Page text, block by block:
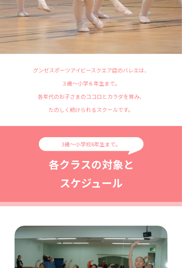
グンゼスポーツアイビースクエア店のバレエは、
３歳〜小学６年生まで。
各年代のお子さまのココロとカラダを育み、
たのしく続けられるスクールです。
3歳〜小学校6年生まで。
各クラスの対象と
スケジュール